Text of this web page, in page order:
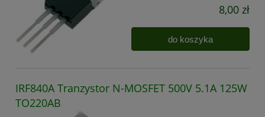
8,00 zł
do koszyka
IRF840A Tranzystor N-MOSFET 500V 5.1A 125W
TO220AB